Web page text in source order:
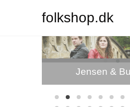
folkshop.dk
Zenobia